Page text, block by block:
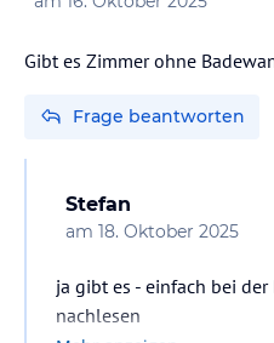
Gibt es Zimmer ohne
Frage beantworten
Stefan
am 18. Oktober 2025
ja gibt es - einfach bei
nachlesen